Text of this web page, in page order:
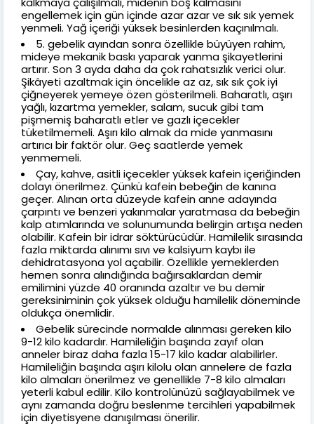
engellemek için gün içinde azar azar ve sık sık yemek
yenmeli. Yağ içeriği yüksek besinlerden kaçınılmalı.
5. gebelik ayından sonra özellikle büyüyen rahim,
mideye mekanik baskı yaparak yanma şikayetlerini
artırır. Son 3 ayda daha da çok rahatsızlık verici olur.
Şikâyeti azaltmak için öncelikle az az, sık sık çok iyi
çiğneyerek yemeye özen gösterilmeli. Baharatlı, aşırı
yağlı, kızartma yemekler, salam, sucuk gibi tam
pişmemiş baharatlı etler ve gazlı içecekler
tüketilmemeli. Aşırı kilo almak da mide yanmasını
artırıcı bir faktör olur. Geç saatlerde yemek
yenmemeli.
Çay, kahve, asitli içecekler yüksek kafein içeriğinden
dolayı önerilmez. Çünkü kafein bebeğin de kanına
geçer. Alınan orta düzeyde kafein anne adayında
çarpıntı ve benzeri yakınmalar yaratmasa da bebeğin
kalp atımlarında ve solunumunda belirgin artışa neden
olabilir. Kafein bir idrar söktürücüdür. Hamilelik sırasında
fazla miktarda alınımı sıvı ve kalsiyum kaybı ile
dehidratasyona yol açabilir. Özellikle yemeklerden
hemen sonra alındığında bağırsaklardan demir
emilimini yüzde 40 oranında azaltır ve bu demir
gereksiniminin çok yüksek olduğu hamilelik döneminde
oldukça önemlidir.
Gebelik sürecinde normalde alınması gereken kilo
9-12 kilo kadardır. Hamileliğin başında zayıf olan
anneler biraz daha fazla 15-17 kilo kadar alabilirler.
Hamileliğin başında aşırı kilolu olan annelere de fazla
kilo almaları önerilmez ve genellikle 7-8 kilo almaları
yeterli kabul edilir. Kilo kontrolünüzü sağlayabilmek ve
aynı zamanda doğru beslenme tercihleri yapabilmek
için diyetisyene danışılması önerilir.